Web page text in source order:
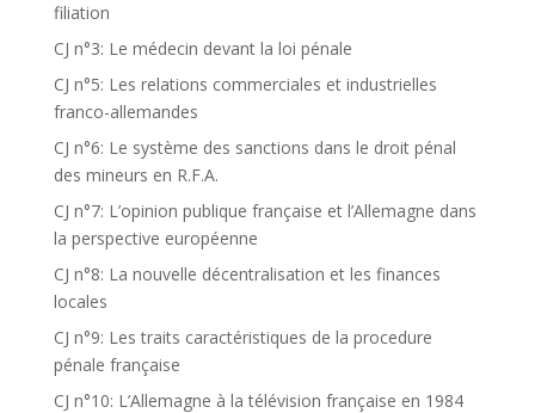
filiation
CJ n°3: Le médecin devant la loi pénale
CJ n°5: Les relations commerciales et industrielles
franco-allemandes
CJ n°6: Le système des sanctions dans le droit pénal
des mineurs en R.F.A.
CJ n°7: L’opinion publique française et l’Allemagne dans
la perspective européenne
CJ n°8: La nouvelle décentralisation et les finances
locales
CJ n°9: Les traits caractéristiques de la procedure
pénale française
CJ n°10: L’Allemagne à la télévision française en 1984